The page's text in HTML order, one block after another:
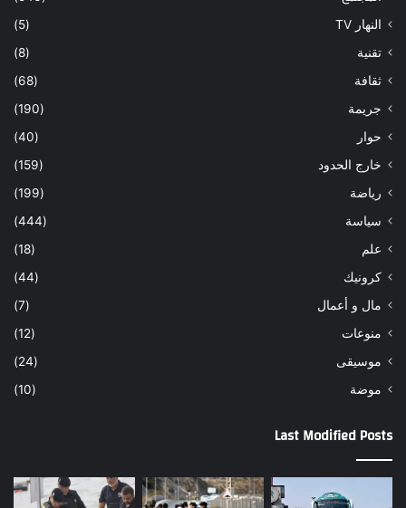
النهار TV
(5)
تقنية
(8)
ثقافة
(68)
جريمة
(190)
حوار
(40)
خارج الحدود
(159)
رياضة
(199)
سياسة
(444)
علم
(18)
كرونيك
(44)
مال و أعمال
(7)
منوعات
(12)
موسيقى
(24)
موضة
(10)
Last Modified Posts